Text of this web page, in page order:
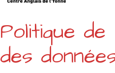
Politique
des